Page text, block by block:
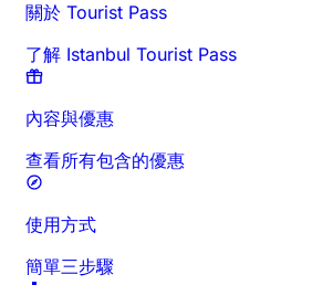
關於 Tourist Pass
了解 Istanbul Tourist Pass
內容與優惠
查看所有包含的優惠
使用方式
簡單三步驟